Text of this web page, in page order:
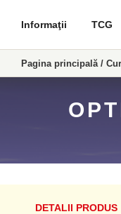
Informaţii TCG
Pagina principală /
DETALII PRODUS